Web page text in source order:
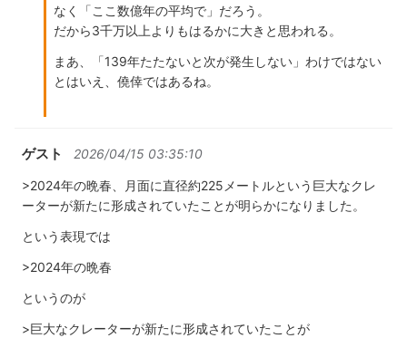
なく「ここ数億年の平均で」だろう。
だから3千万以上よりもはるかに大きと思われる。
まあ、「139年たたないと次が発生しない」わけではない
とはいえ、僥倖ではあるね。
ゲスト 2026/04/15 03:35:10
>2024年の晩春、月面に直径約225メートルという巨大なクレ
ーターが新たに形成されていたことが明らかになりました。
という表現では
>2024年の晩春
というのが
>巨大なクレーターが新たに形成されていたことが